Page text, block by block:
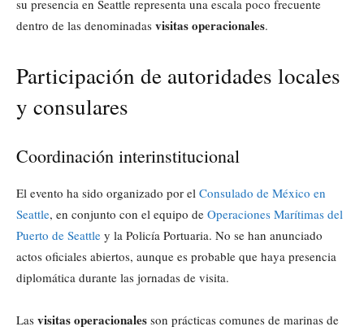
su presencia en Seattle representa una escala poco frecuente
dentro de las denominadas visitas operacionales.
Participación de autoridades locales
y consulares
Coordinación interinstitucional
El evento ha sido organizado por el Consulado de México en
Seattle, en conjunto con el equipo de Operaciones Marítimas del
Puerto de Seattle y la Policía Portuaria. No se han anunciado
actos oficiales abiertos, aunque es probable que haya presencia
diplomática durante las jornadas de visita.
Las visitas operacionales son prácticas comunes de marinas de